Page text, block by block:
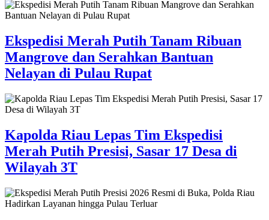
Ekspedisi Merah Putih Tanam Ribuan
Mangrove dan Serahkan Bantuan
Nelayan di Pulau Rupat
Kapolda Riau Lepas Tim Ekspedisi
Merah Putih Presisi, Sasar 17 Desa di
Wilayah 3T